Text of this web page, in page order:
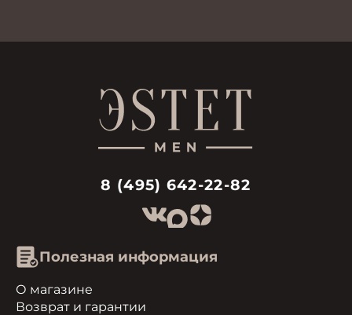
8 (495) 642-22-82
Полезная информация
О магазине
Возврат и гарантии